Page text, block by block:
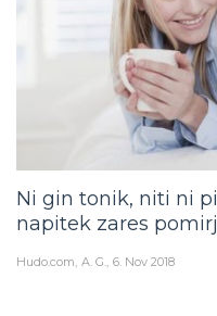
Ni gin tonik, niti ni
napitek zares
Hudo.com A. G. 6. Nov 2018